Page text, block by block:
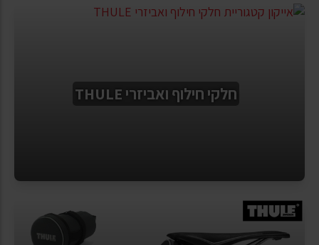
חלקי חילוף ואביזרי THULE